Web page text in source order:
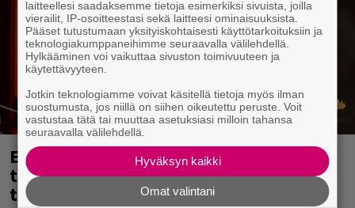
Eppu Normaalin viimeinen keikka
tänään – katso kuvagalleria torstailta
täältä
laitteellesi saadaksemme tietoja esimerkiksi sivuista, joilla
vierailit, IP-osoitteestasi sekä laitteesi ominaisuuksista.
Pääset tutustumaan yksityiskohtaisesti käyttötarkoituksiin ja
teknologiakumppaneihimme seuraavalla välilehdellä.
Hylkääminen voi vaikuttaa sivuston toimivuuteen ja
käytettävyyteen.
Jotkin teknologiamme voivat käsitellä tietoja myös ilman
suostumusta, jos niillä on siihen oikeutettu peruste. Voit
vastustaa tätä tai muuttaa asetuksiasi milloin tahansa
seuraavalla välilehdellä.
Hyväksyn kaikki
Omat valintani